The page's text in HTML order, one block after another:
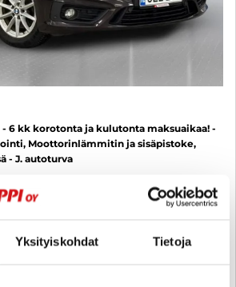
Yksityiskohdat Tietoja
- 6 kk korotonta ja kulutonta maksuaikaa! -
Moottorinlämmitin ja sisäpistoke,
- J. autoturva